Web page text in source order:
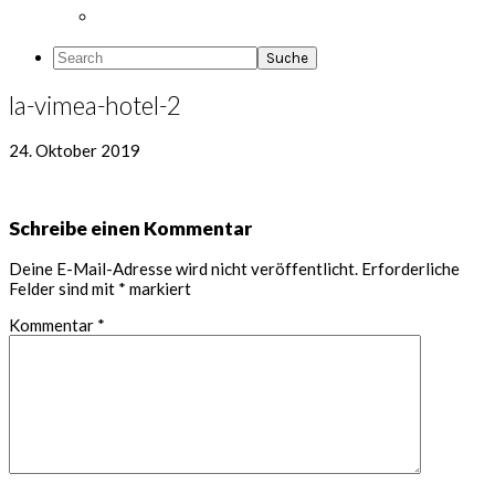
Search
la-vimea-hotel-2
24. Oktober 2019
Leser-
Interaktionen
Schreibe einen Kommentar
Deine E-Mail-Adresse wird nicht veröffentlicht. Erforderliche
Felder sind mit * markiert
Kommentar *